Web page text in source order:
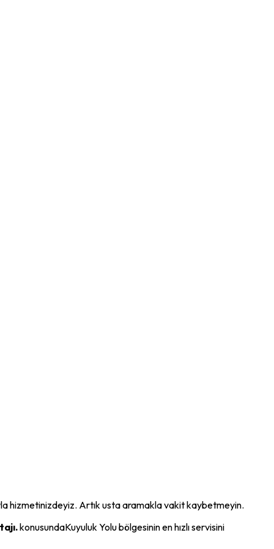
hizmetinizdeyiz. Artık usta aramakla vakit kaybetmeyin.
konusundaKuyuluk Yolubölgesinin en hızlı servisini